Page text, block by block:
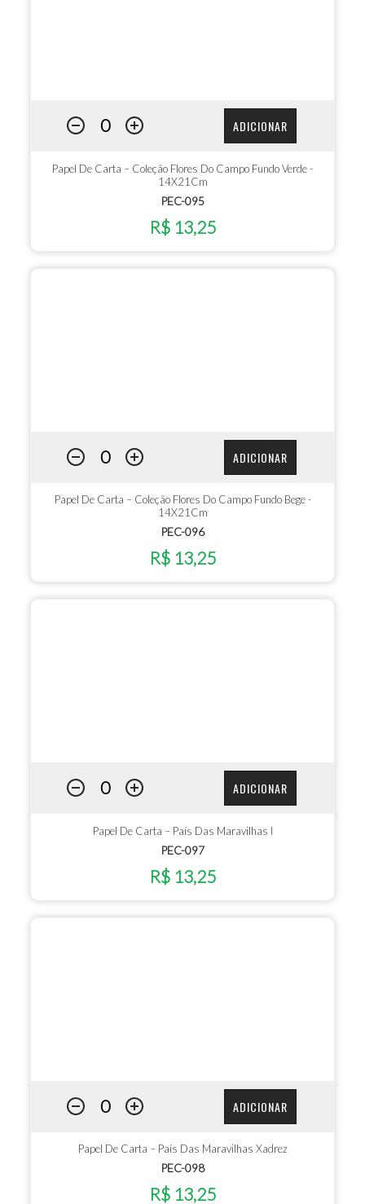
ADICIONAR
Papel De Carta – Coleção Flores Do Campo Fundo Verde -
14X21Cm
PEC-095
R$ 13,25
ADICIONAR
Papel De Carta – Coleção Flores Do Campo Fundo Bege -
14X21Cm
PEC-096
R$ 13,25
ADICIONAR
Papel De Carta – País Das Maravilhas I
PEC-097
R$ 13,25
ADICIONAR
Papel De Carta – País Das Maravilhas Xadrez
PEC-098
R$ 13,25